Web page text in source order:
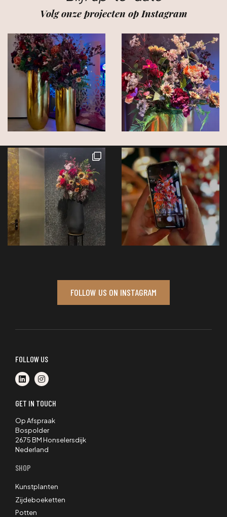
Volg onze projecten op Instagram
FOLLOW US ON INSTAGRAM
FOLLOW US
GET IN TOUCH
Op Afspraak
Bospolder
2675 BM Honselersdijk
Nederland
SHOP
Kunstplanten
Zijdeboeketten
Potten